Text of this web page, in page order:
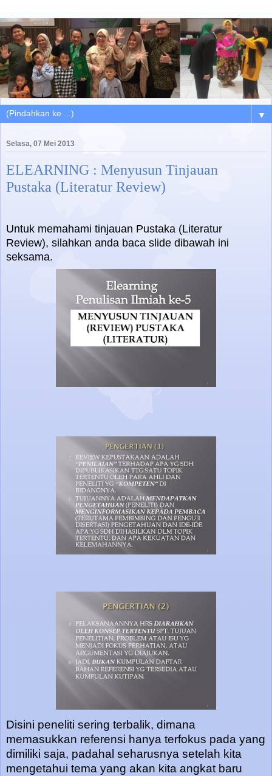
▼
Selasa, 07 Mei 2013
ELEARNING : Menyusun Tinjauan
Pustaka (Literatur Review)
Untuk memahami tinjauan Pustaka (Literatur
Review), silahkan anda baca slide dibawah ini
seksama.
Disini peneliti sering terbalik, dimana
memasukkan referensi hanya terfokus pada yang
dimiliki saja, padahal seharusnya setelah kita
mengetahui tema yang akan kita angkat baru